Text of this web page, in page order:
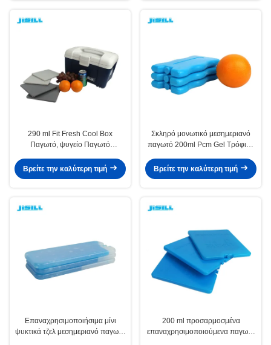
290 ml Fit Fresh Cool Box
Παγωτό, ψυγείο Παγωτό
Παγωμένα
Βρείτε την καλύτερη τιμή
Σκληρό μονωτικό μεσημεριανό
παγωτό 200ml Pcm Gel Τρόφιμα
16.5*10*2cm Μέγεθος Για
Βρείτε την καλύτερη τιμή
Επαναχρησιμοποιήσιμα μίνι
ψυκτικά τζελ μεσημεριανό παγωτό
200 ml προσαρμοσμένα
επαναχρησιμοποιούμενα παγωτά